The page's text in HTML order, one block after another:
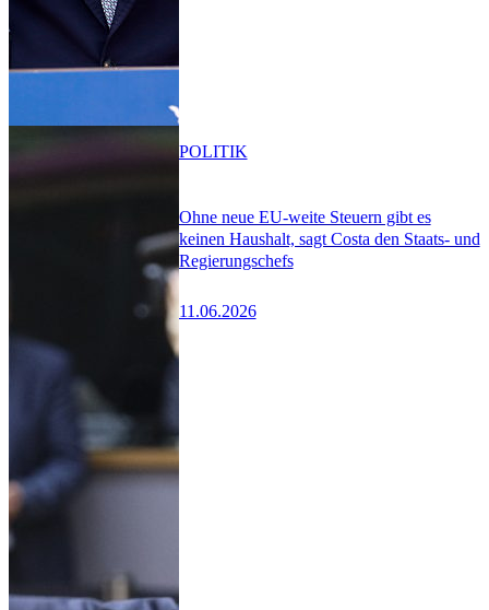
Ohne neue EU-weite Steuern gibt es
keinen Haushalt, sagt Costa den Staats- und
Regierungschefs
11.06.2026
POLITIK